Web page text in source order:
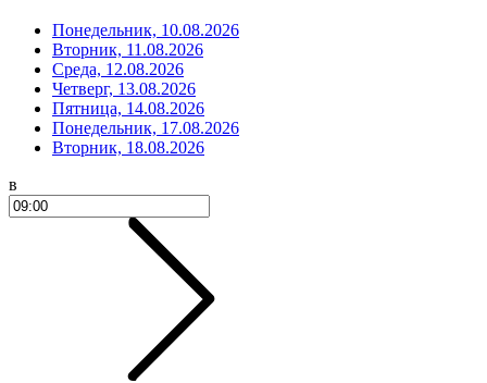
Понедельник, 10.08.2026
Вторник, 11.08.2026
Среда, 12.08.2026
Четверг, 13.08.2026
Пятница, 14.08.2026
Понедельник, 17.08.2026
Вторник, 18.08.2026
в